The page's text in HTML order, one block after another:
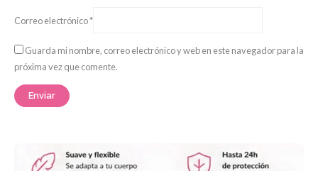
Correo electrónico*
Guarda mi nombre, correo electrónico y web en este navegador para la
próxima vez que comente.